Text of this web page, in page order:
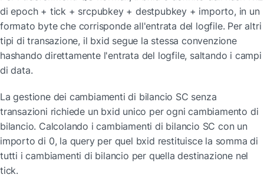
di epoch + tick + srcpubkey + destpubkey + importo, in un
formato byte che corrisponde all'entrata del logfile. Per altri
tipi di transazione, il bxid segue la stessa convenzione
hashando direttamente l'entrata del logfile, saltando i campi
di data.
La gestione dei cambiamenti di bilancio SC senza
transazioni richiede un bxid unico per ogni cambiamento di
bilancio. Calcolando i cambiamenti di bilancio SC con un
importo di 0, la query per quel bxid restituisce la somma di
tutti i cambiamenti di bilancio per quella destinazione nel
tick.